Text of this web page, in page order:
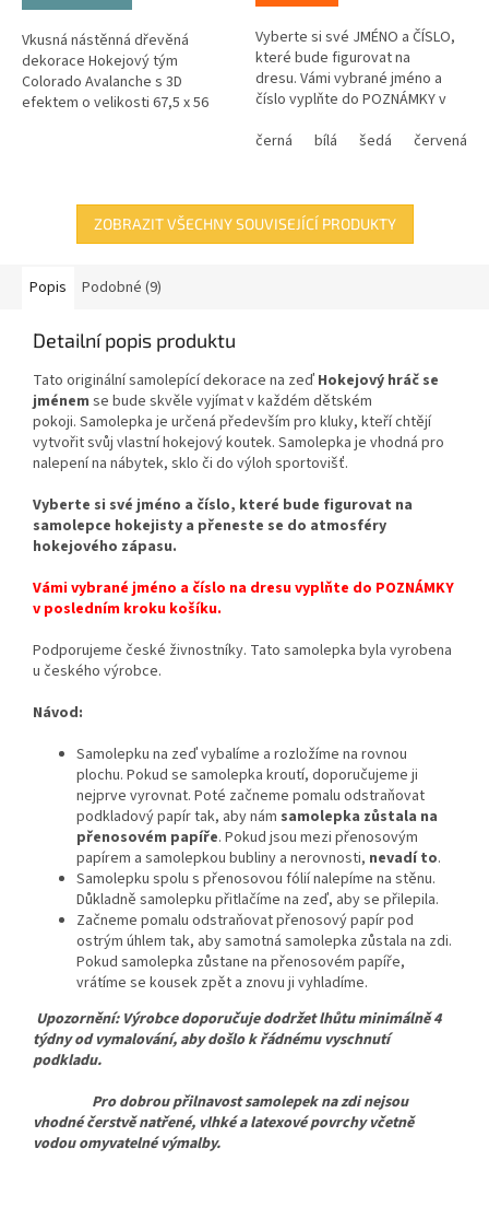
Vkusná nástěnná dřevěná
dekorace Hokejový tým
Colorado Avalanche s 3D
efektem o velikosti 67,5 x 56
Vyberte si své JMÉNO a ČÍSLO,
které bude figurovat na
dresu. Vámi vybrané jméno a
číslo vyplňte do POZNÁMKY v
černá
bílá šedá červená
ZOBRAZIT VŠECHNY SOUVISEJÍCÍ PRODUKTY
Popis Podobné (9)
Detailní popis produktu
Tato originální samolepící dekorace na zeď Hokejový hráč se
jménem se bude skvěle vyjímat v každém dětském
pokoji. Samolepka je určená především pro kluky, kteříchtějí
vytvořitsvůj vlastníhokejovýkoutek. Samolepka je vhodná pro
nalepení na nábytek, sklo či do výloh sportovišť.
Vyberte si své jméno a číslo, které bude figurovat na
samolepce hokejisty a přeneste se do atmosféry
hokejového zápasu.
Vámi vybrané jméno a číslo na dresu vyplňte do POZNÁMKY
v posledním kroku košíku.
Podporujeme české živnostníky. Tato samolepka byla vyrobena
u českého výrobce.
Návod:
Samolepku na zeď vybalíme a rozložíme na rovnou
plochu. Pokud se samolepka kroutí, doporučujeme ji
nejprve vyrovnat. Poté začneme pomalu odstraňovat
podkladový papír tak, aby nám samolepka zůstala na
přenosovém papíře. Pokud jsou mezi přenosovým
papírem a samolepkou bubliny a nerovnosti, nevadí to.
Samolepku spolu s přenosovou fólií nalepíme na stěnu.
Důkladně samolepku přitlačíme na zeď, aby se přilepila.
Začneme pomalu odstraňovat přenosový papír pod
ostrým úhlem tak, aby samotná samolepka zůstala na zdi.
Pokud samolepka zůstane na přenosovém papíře,
vrátíme se kousek zpět a znovu ji vyhladíme.
Upozornění: Výrobce doporučuje dodržet lhůtu minimálně 4
týdny od vymalování, aby došlo k řádnému vyschnutí
podkladu.
Pro dobrou přilnavost samolepek na zdi nejsou
vhodné čerstvě natřené, vlhké a latexové povrchy včetně
vodou omyvatelné výmalby.